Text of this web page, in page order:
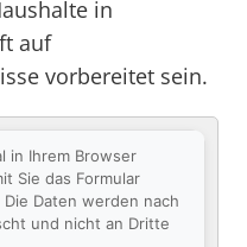
in
auf
vorbereitet sein.
in Ihrem Browser
Sie das Formular
Daten werden nach
und nicht an Dritte